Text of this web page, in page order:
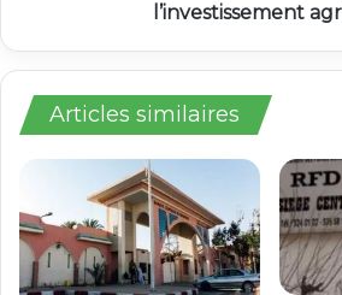
l’investissement
Articles similaires